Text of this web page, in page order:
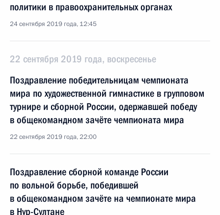
политики в правоохранительных органах
24 сентября 2019 года, 12:45
22 сентября 2019 года, воскресенье
Поздравление победительницам чемпионата
мира по художественной гимнастике в групповом
турнире и сборной России, одержавшей победу
в общекомандном зачёте чемпионата мира
22 сентября 2019 года, 22:00
Поздравление сборной команде России
по вольной борьбе, победившей
в общекомандном зачёте на чемпионате мира
в Нур-Султане